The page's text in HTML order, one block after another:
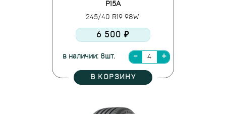
P15A
245/40 R19 98W
6 500 ₽
в наличии: 8шт.
В КОРЗИНУ